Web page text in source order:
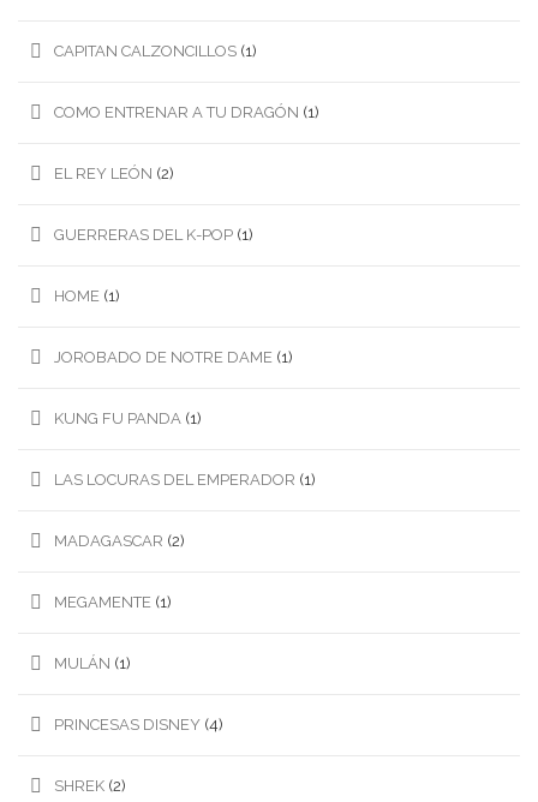
CAPITAN CALZONCILLOS (1)
COMO ENTRENAR A TU DRAGÓN (1)
EL REY LEÓN (2)
GUERRERAS DEL K-POP (1)
HOME (1)
JOROBADO DE NOTRE DAME (1)
KUNG FU PANDA (1)
LAS LOCURAS DEL EMPERADOR (1)
MADAGASCAR (2)
MEGAMENTE (1)
MULÁN (1)
PRINCESAS DISNEY (4)
SHREK (2)